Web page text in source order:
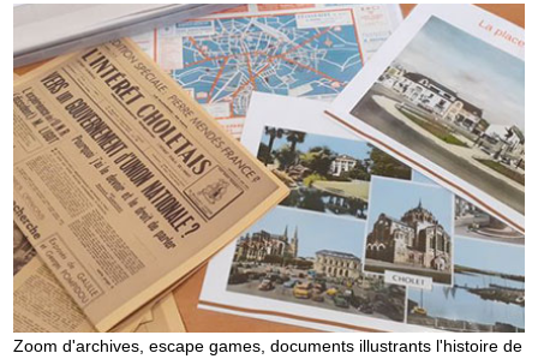
Zoom d'archives, escape games, documents illustrants l'histoire de